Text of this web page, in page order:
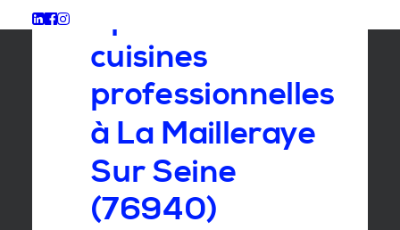
Spécialiste
cuisines
professionnelles
à La Mailleraye
SurSeine
(76940)